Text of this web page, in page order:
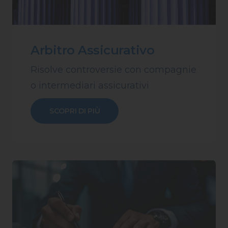
Arbitro Assicurativo
Risolve controversie con compagnie
o intermediari assicurativi
SCOPRI DI PIÙ